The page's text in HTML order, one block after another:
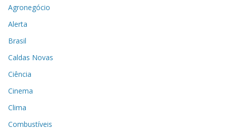
Agronegócio
Alerta
Brasil
Caldas Novas
Ciência
Cinema
Clima
Combustíveis